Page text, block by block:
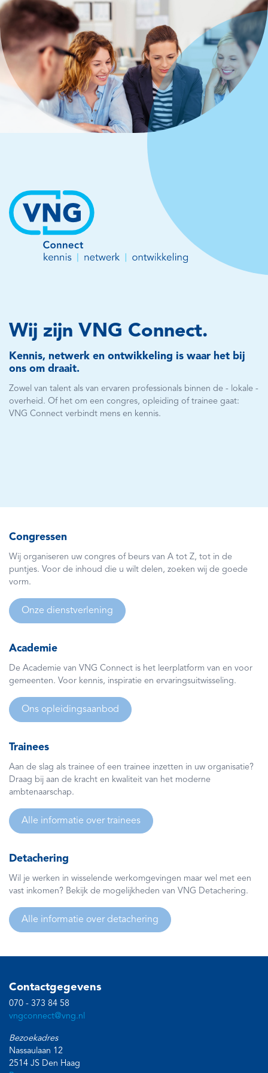
Wij zijn VNG Connect.
Kennis, netwerk en ontwikkeling is waar het bij
ons om draait.
Zowel van talent als van ervaren professionals binnen de - lokale -
overheid. Of het om een congres, opleiding of trainee gaat:
VNG Connect verbindt mens en kennis.
Congressen
Wij organiseren uw congres of beurs van A tot Z, tot in de
puntjes. Voor de inhoud die u wilt delen, zoeken wij de goede
vorm.
Onze dienstverlening
Academie
De Academie van VNG Connect is het leerplatform van en voor
gemeenten. Voor kennis, inspiratie en ervaringsuitwisseling.
Ons opleidingsaanbod
Trainees
Aan de slag als trainee of een trainee inzetten in uw organisatie?
Draag bij aan de kracht en kwaliteit van het moderne
ambtenaarschap.
Alle informatie over trainees
Detachering
Wil je werken in wisselende werkomgevingen maar wel met een
vast inkomen? Bekijk de mogelijkheden van VNG Detachering.
Alle informatie over detachering
Contactgegevens
070 - 373 84 58
vngconnect@vng.nl
Bezoekadres
Nassaulaan 12
2514 JS Den Haag